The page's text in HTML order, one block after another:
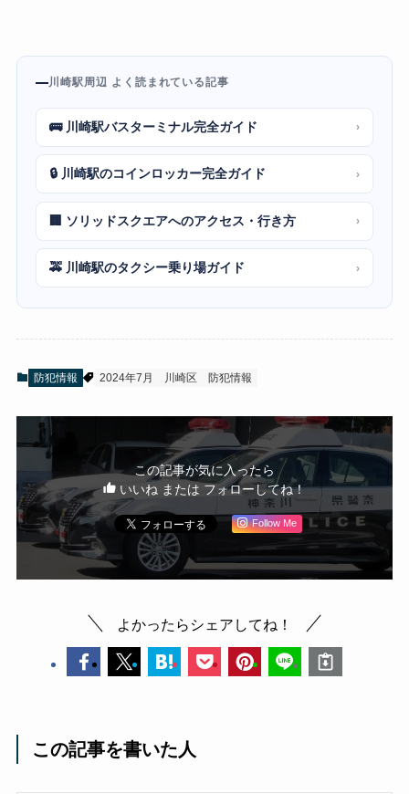
川崎駅周辺 よく読まれている記事
🚌 川崎駅バスターミナル完全ガイド ›
🔒 川崎駅のコインロッカー完全ガイド ›
🏢 ソリッドスクエアへのアクセス・行き方 ›
🚕 川崎駅のタクシー乗り場ガイド ›
防犯情報 2024年7月 川崎区 防犯情報
この記事が気に入ったら
いいね または フォローしてね！
Follow Me
よかったらシェアしてね！
この記事を書いた人